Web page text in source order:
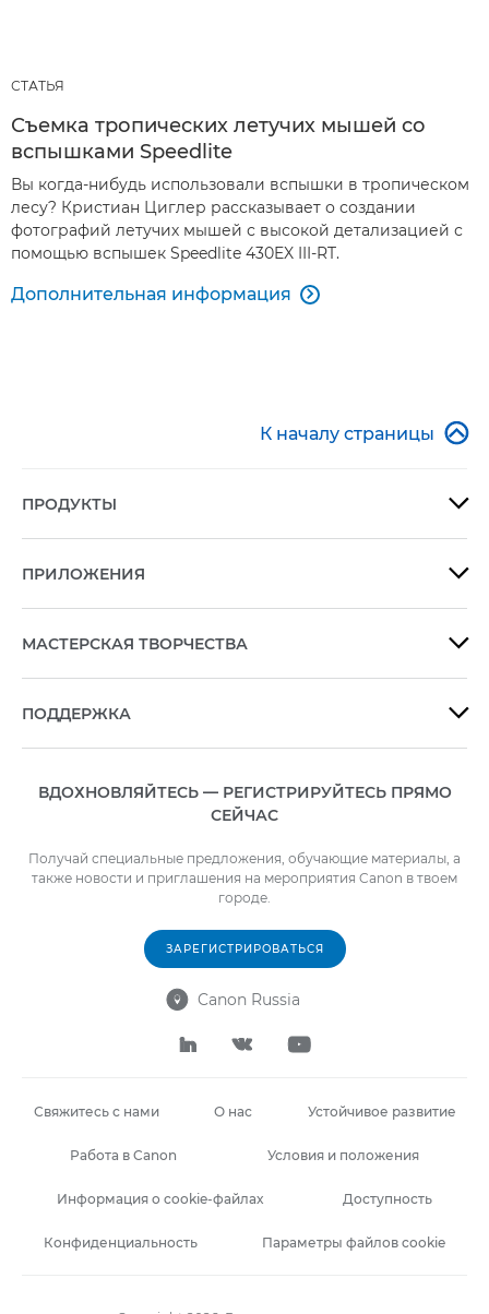
СТАТЬЯ
Съемка тропических летучих мышей со
вспышками Speedlite
Вы когда-нибудь использовали вспышки в тропическом
лесу? Кристиан Циглер рассказывает о создании
фотографий летучих мышей с высокой детализацией с
помощью вспышек Speedlite 430EX III-RT.
Дополнительная информация 
К началу страницы 
ПРОДУКТЫ 
ПРИЛОЖЕНИЯ 
МАСТЕРСКАЯ ТВОРЧЕСТВА 
ПОДДЕРЖКА 
ВДОХНОВЛЯЙТЕСЬ — РЕГИСТРИРУЙТЕСЬ ПРЯМО
СЕЙЧАС
Получай специальные предложения, обучающие материалы, а
также новости и приглашения на мероприятия Canon в твоем
городе.
ЗАРЕГИСТРИРОВАТЬСЯ
 Canon Russia
  
Свяжитесь с нами О нас Устойчивое развитие
Работа в Canon Условия и положения
Информация о cookie-файлах Доступность
Конфиденциальность Параметры файлов cookie